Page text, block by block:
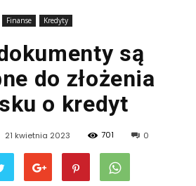
Finanse Kredyty
są
do złożenia
o kredyt
21 kwietnia 2023 701 0